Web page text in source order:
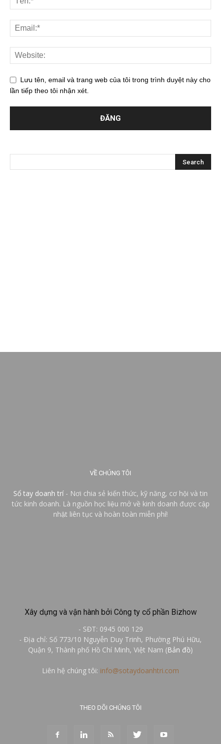
Lưu tên, email và trang web của tôi trong trình duyệt này cho
lần tiếp theo tôi nhận xét.
VỀ CHÚNG TÔI
Sổ tay doanh trí - Nơi chia sẻ kiến thức, kỹ năng, cơ hội và tin
tức kinh doanh. Là nguồn học liệu mở về kinh doanh được cập
nhật liên tục và hoàn toàn miễn phí!
Xây dựng và vận hành bởi Công ty cổ phần Bizhow
- SĐT: 0945 000 129
- Địa chỉ: Số 773/10 Nguyễn Duy Trinh, Phường Phú Hữu,
Quận 9, Thành phố Hồ Chí Minh, Việt Nam (Bản đồ)
Liên hệ chúng tôi: info@sotaydoanhtri.com
THEO DÕI CHÚNG TÔI